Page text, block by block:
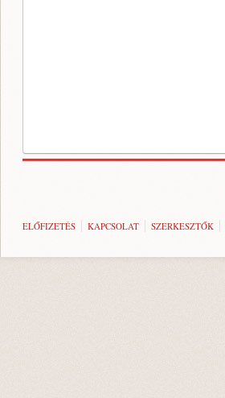
ELŐFIZETÉS KAPCSOLAT SZERKESZTŐK